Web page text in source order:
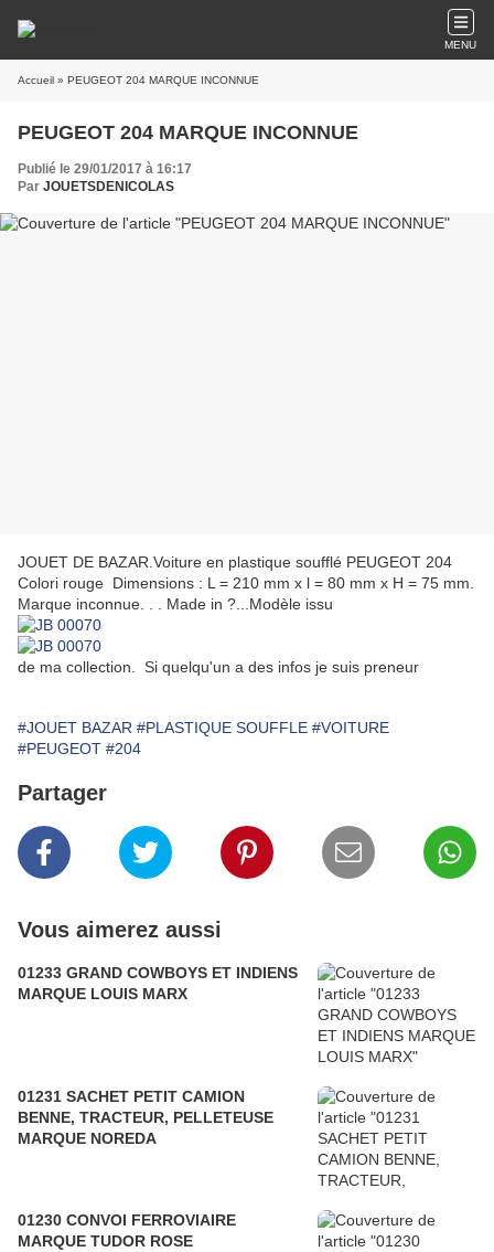
MENU
Accueil » PEUGEOT 204 MARQUE INCONNUE
PEUGEOT 204 MARQUE INCONNUE
Publié le 29/01/2017 à 16:17
Par JOUETSDENICOLAS
JOUET DE BAZAR.Voiture en plastique soufflé PEUGEOT 204
Colori rouge Dimensions : L = 210 mm x l = 80 mm x H = 75 mm.
Marque inconnue. . . Made in ?...Modèle issu
de ma collection. Si quelqu'un a des infos je suis preneur
#JOUET BAZAR #PLASTIQUE SOUFFLE #VOITURE
#PEUGEOT #204
Partager
Vous aimerez aussi
01233 GRAND COWBOYS ET INDIENS
MARQUE LOUIS MARX
01231 SACHET PETIT CAMION
BENNE, TRACTEUR, PELLETEUSE
MARQUE NOREDA
01230 CONVOI FERROVIAIRE
MARQUE TUDOR ROSE